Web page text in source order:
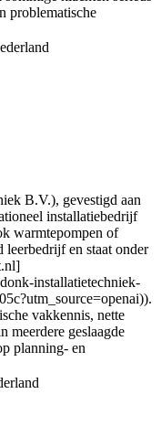
problematische
B.V.), gevestigd aan
installatiebedrijf
warmtepompen of
leerbedrijf en staat onder
installatietechniek-
vakkennis, nette
meerdere geslaagde
planning- en